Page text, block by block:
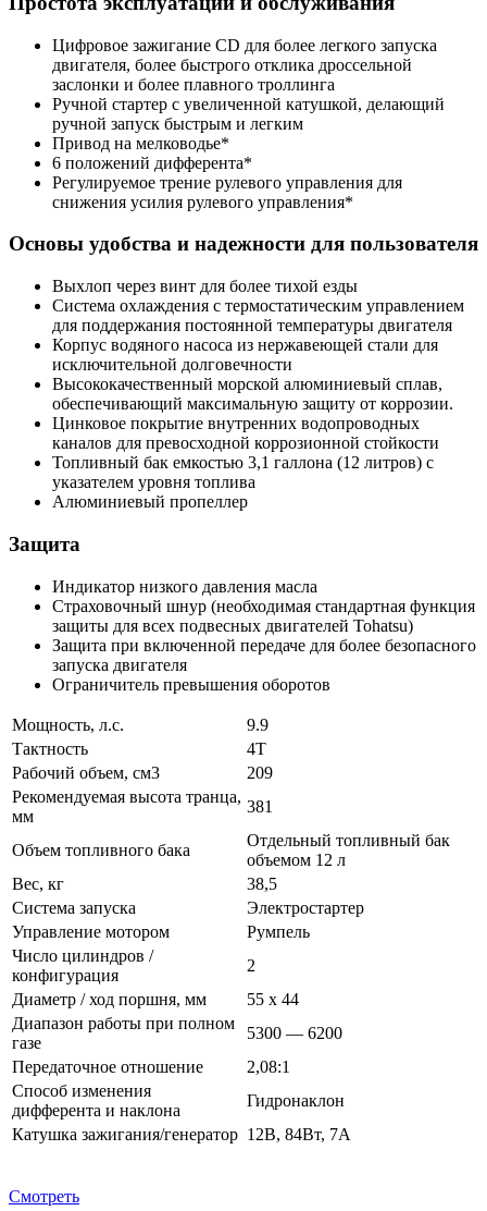
Цифровое зажигание CD для более легкого запуска
двигателя, более быстрого отклика дроссельной
заслонки и более плавного троллинга
Ручной стартер с увеличенной катушкой, делающий
ручной запуск быстрым и легким
Привод на мелководье*
6 положений дифферента*
Регулируемое трение рулевого управления для
снижения усилия рулевого управления*
Основы удобства и надежности для пользователя
Выхлоп через винт для более тихой езды
Система охлаждения с термостатическим управлением
для поддержания постоянной температуры двигателя
Корпус водяного насоса из нержавеющей стали для
исключительной долговечности
Высококачественный морской алюминиевый сплав,
обеспечивающий максимальную защиту от коррозии.
Цинковое покрытие внутренних водопроводных
каналов для превосходной коррозионной стойкости
Топливный бак емкостью 3,1 галлона (12 литров) с
указателем уровня топлива
Алюминиевый пропеллер
Защита
Индикатор низкого давления масла
Страховочный шнур (необходимая стандартная функция
защиты для всех подвесных двигателей Tohatsu)
Защита при включенной передаче для более безопасного
запуска двигателя
Ограничитель превышения оборотов
Мощность, л.с.
9.9
Тактность
4Т
Рабочий объем, см3
209
Рекомендуемая высота транца,
мм
381
Объем топливного бака
Отдельный топливный бак
объемом 12 л
Вес, кг
38,5
Система запуска
Электростартер
Управление мотором
Румпель
Число цилиндров /
конфигурация
2
Диаметр / ход поршня, мм
55 x 44
Диапазон работы при полном
газе
5300 — 6200
Передаточное отношение
2,08:1
Способ изменения
дифферента и наклона
Гидронаклон
Катушка зажигания/генератор 12В, 84Вт, 7А
Смотреть